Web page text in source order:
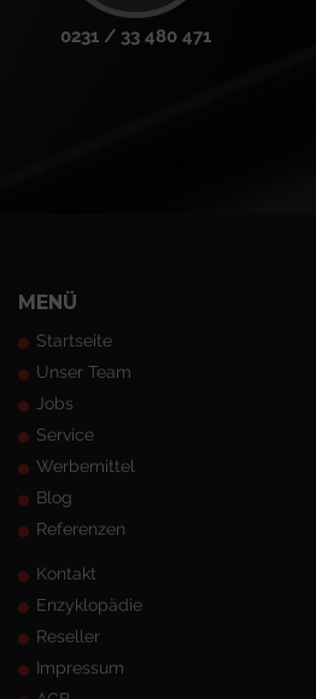
0231 / 33 480 471
MENÜ
Startseite
Unser Team
Jobs
Service
Werbemittel
Blog
Referenzen
Kontakt
Enzyklopädie
Reseller
Impressum